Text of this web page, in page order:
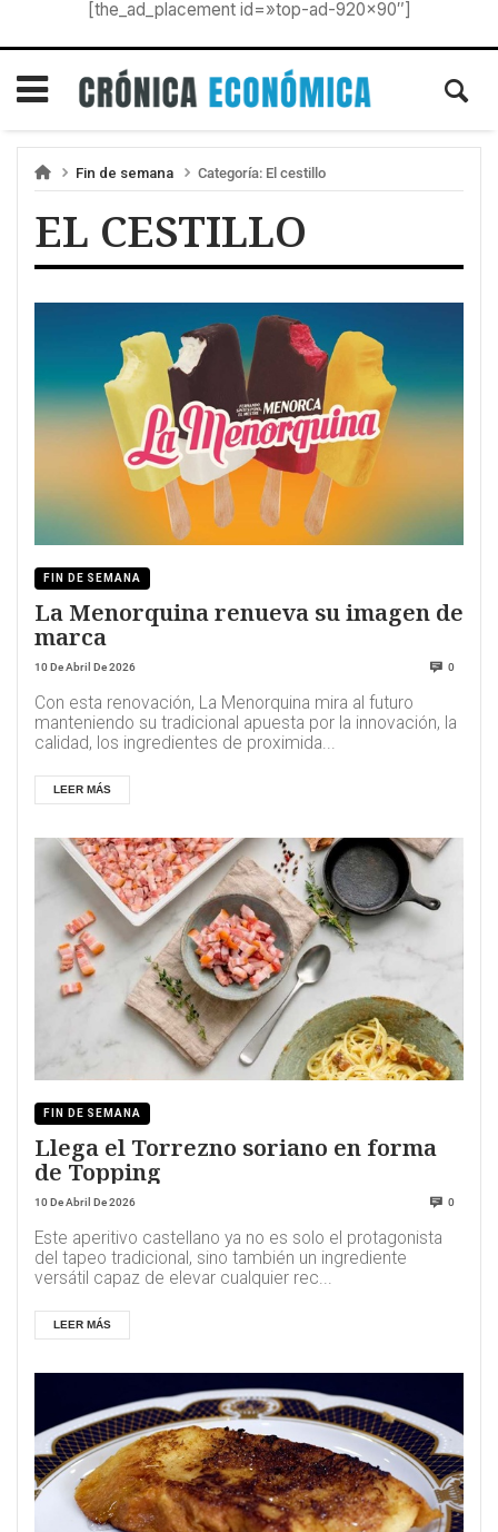
[the_ad_placement id=»top-ad-920×90″]
Fin de semana Categoría: El cestillo
EL CESTILLO
FIN DE SEMANA
La Menorquina renueva su imagen de
marca
10 De Abril De 2026 0
Con esta renovación, La Menorquina mira al futuro
manteniendo su tradicional apuesta por la innovación, la
calidad, los ingredientes de proximida...
LEER MÁS
FIN DE SEMANA
Llega el Torrezno soriano en forma
de Topping
10 De Abril De 2026 0
Este aperitivo castellano ya no es solo el protagonista
del tapeo tradicional, sino también un ingrediente
versátil capaz de elevar cualquier rec...
LEER MÁS